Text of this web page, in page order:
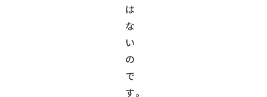
は
な
い
の
で
す。